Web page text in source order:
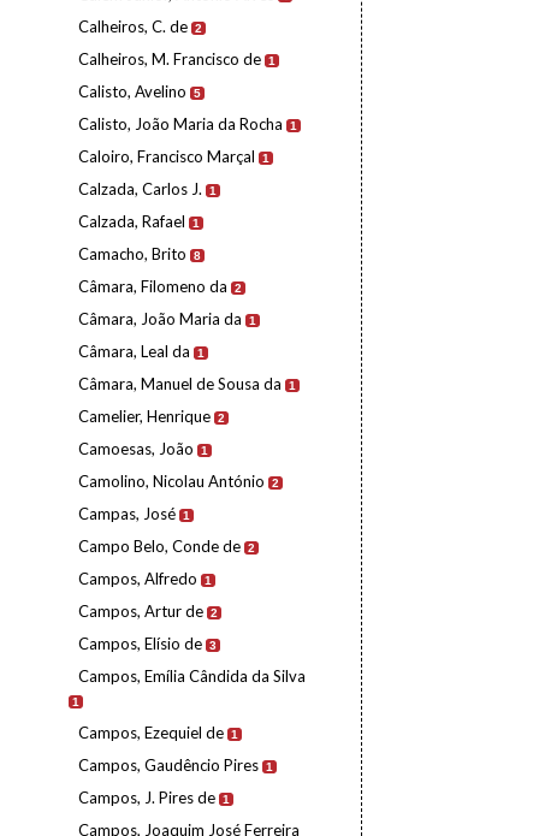
Calheiros, C. de 2
Calheiros, M. Francisco de 1
Calisto, Avelino 5
Calisto, João Maria da Rocha 1
Caloiro, Francisco Marçal 1
Calzada, Carlos J. 1
Calzada, Rafael 1
Camacho, Brito 8
Câmara, Filomeno da 2
Câmara, João Maria da 1
Câmara, Leal da 1
Câmara, Manuel de Sousa da 1
Camelier, Henrique 2
Camoesas, João 1
Camolino, Nicolau António 2
Campas, José 1
Campo Belo, Conde de 2
Campos, Alfredo 1
Campos, Artur de 2
Campos, Elísio de 3
Campos, Emília Cândida da Silva
1
Campos, Ezequiel de 1
Campos, Gaudêncio Pires 1
Campos, J. Pires de 1
Campos, Joaquim José Ferreira